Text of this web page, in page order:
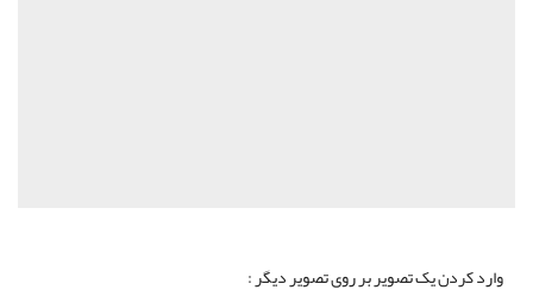
وارد کردن یک تصویر بر روی تصویر دیگر :